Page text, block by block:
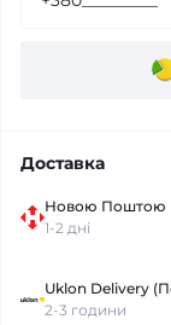
Доставка
Новою Поштою
1-2 дні
Uklon Delivery
2-3 години